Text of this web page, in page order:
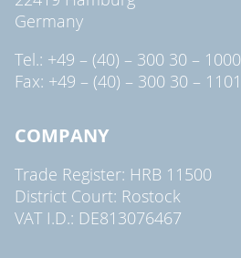
Germany
Tel.: +49 – (40) – 300 30 – 1000
Fax: +49 – (40) – 300 30 – 1101
COMPANY
Trade Register: HRB 11500
District Court: Rostock
VAT I.D.: DE813076467